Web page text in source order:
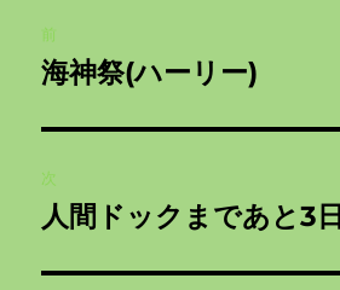
稿
ビ
ゲ
ー
前
前
投
稿:
海神祭(ハーリー)
次
次
投
人間ドックまであと3日